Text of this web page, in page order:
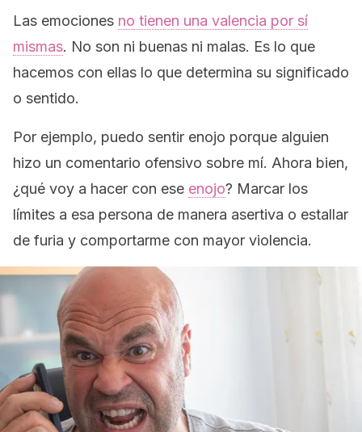
Las emociones no tienen una valencia por sí
mismas. No son ni buenas ni malas. Es lo que
hacemos con ellas lo que determina su significado
o sentido.
Por ejemplo, puedo sentir enojo porque alguien
hizo un comentario ofensivo sobre mí. Ahora bien,
¿qué voy a hacer con ese enojo? Marcar los
límites a esa persona de manera asertiva o estallar
de furia y comportarme con mayor violencia.